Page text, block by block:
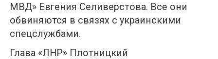
МВД» Евгения Селиверстова. Все они
обвиняются в связях с украинскими
спецслужбами.
Глава «ЛНР» Плотницкий